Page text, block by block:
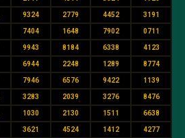
9324 2779 4452 3191
7404 1648 7902 0711
9943 8184 6338 4123
6944 2248 1289 8774
7946 6576 9422 1139
3283 2039 3276 8476
1030 2130 1511 6638
3621 4524 1412 4277